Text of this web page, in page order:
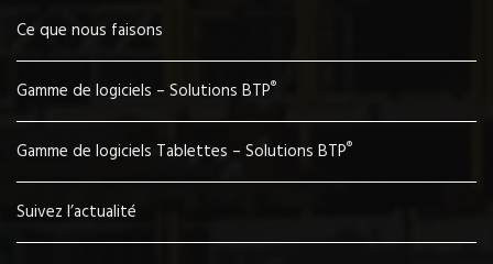
Ce que nous faisons
Gamme de logiciels – Solutions BTP®
Gamme de logiciels Tablettes – Solutions BTP®
Suivez l’actualité